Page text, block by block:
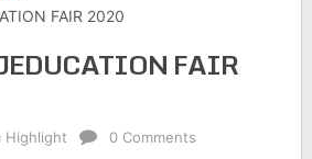
FAIR 2020
FAIR
Highlight 0 Comments